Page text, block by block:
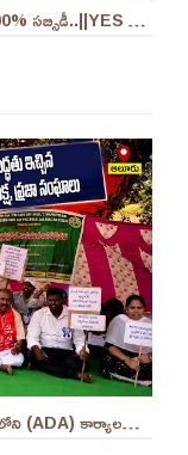
హరిత గోపాల పథకం ద్వారా పశుగ్రాసం సాగు చేస్తే 100% సబ్సిడీ..||YES 9TV
MPEO తమ సమస్యల పరిష్కారం కోరుతూ ఆలూరులోని (ADA) కార్యాలయం ఎదుట దీక్ష ||YES 9TV #kurnool